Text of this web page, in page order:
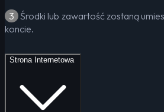
3 Środki lub zawartość zostaną
koncie.
Strona Internetowa